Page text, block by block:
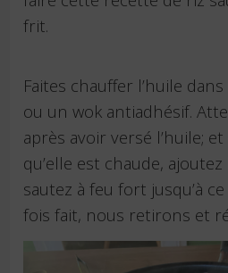
frit.
Faites chauffer l’huile
ou un wok antiadhésif.
après avoir versé l’huile;
qu’elle est chaude,
sautez à feu fort jusqu’à
fois fait, nous retirons et